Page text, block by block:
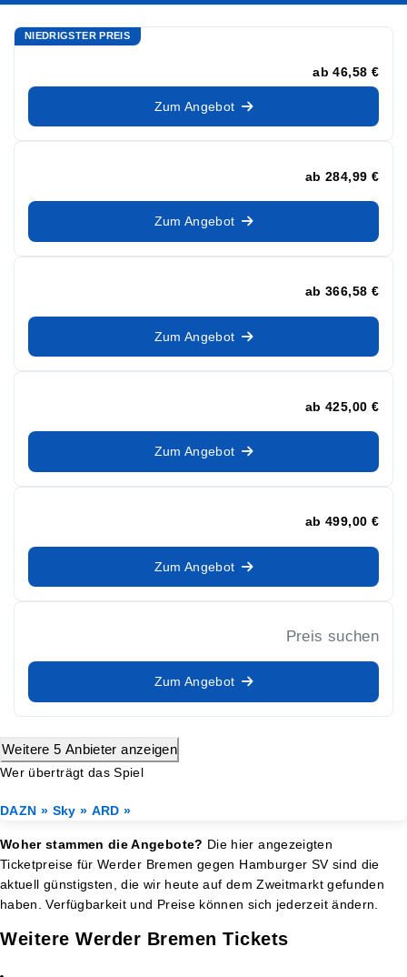
NIEDRIGSTER PREIS
ab 46,58 €
Zum Angebot
ab 284,99 €
Zum Angebot
ab 366,58 €
Zum Angebot
ab 425,00 €
Zum Angebot
ab 499,00 €
Zum Angebot
Preis suchen
Zum Angebot
Weitere 5 Anbieter anzeigen
Wer überträgt das Spiel
DAZN » Sky » ARD »
Woher stammen die Angebote? Die hier angezeigten
Ticketpreise für Werder Bremen gegen Hamburger SV sind die
aktuell günstigsten, die wir heute auf dem Zweitmarkt gefunden
haben. Verfügbarkeit und Preise können sich jederzeit ändern.
Weitere Werder Bremen Tickets